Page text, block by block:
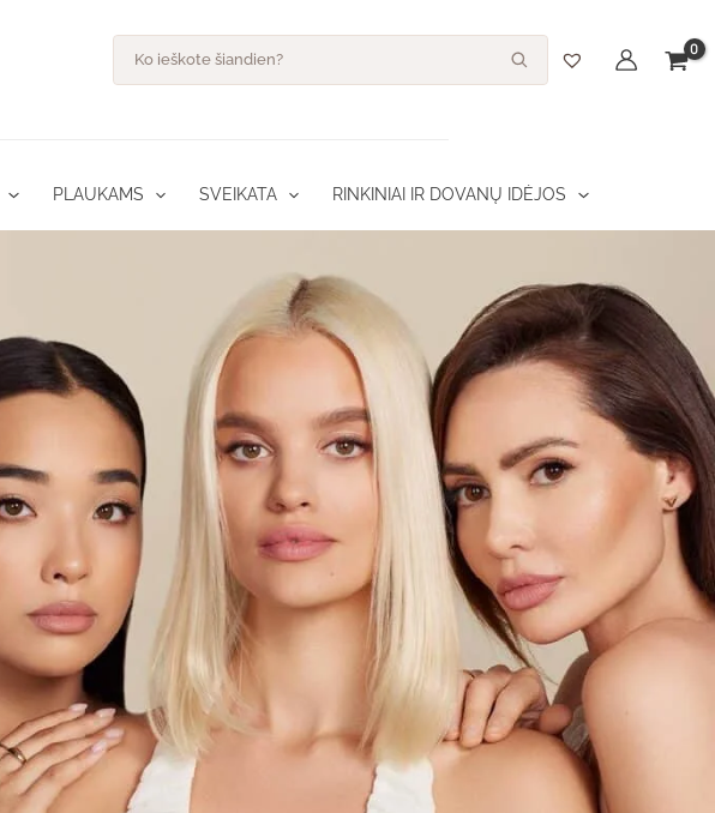
search
PLAUKAMS SVEIKATA RINKINIAI IR DOVANŲ IDĖJOS